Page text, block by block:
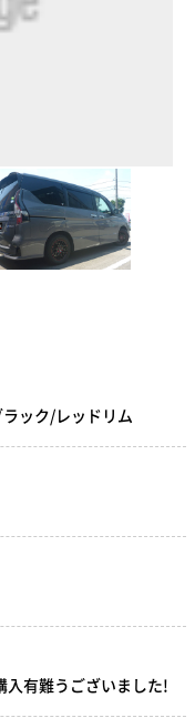
ック/レッドリム
有難うございました!